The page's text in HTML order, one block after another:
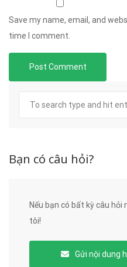
Save my name, email, and
time I comment.
Bạn có câu hỏi?
Nếu bạn có bất kỳ câu hỏi
tôi!
Gửi nội dung